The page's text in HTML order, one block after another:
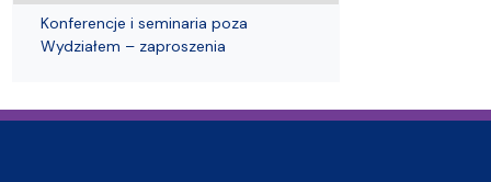
Konferencje i seminaria poza
Wydziałem – zaproszenia